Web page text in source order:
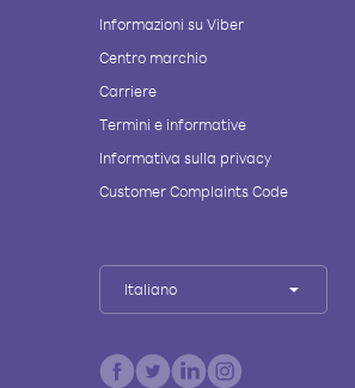
Informazioni su Viber
Centro marchio
Carriere
Termini e informative
Informativa sulla privacy
Customer Complaints Code
Italiano